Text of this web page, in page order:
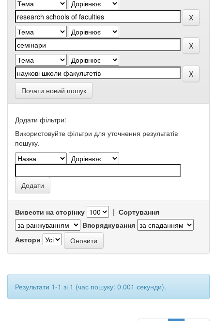
Почати новий пошук
Додати фільтри:
Використовуйте фільтри для уточнення результатів
пошуку.
Вивести на сторінку | Сортування
Впорядкування
Автори
Результати 1-1 зі 1 (час пошуку: 0.001 секунди).